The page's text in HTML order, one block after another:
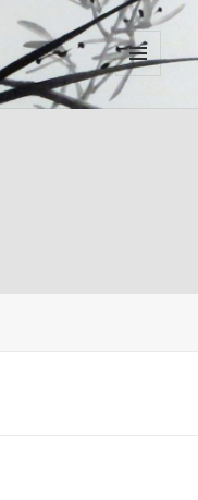
菜单和
挂件